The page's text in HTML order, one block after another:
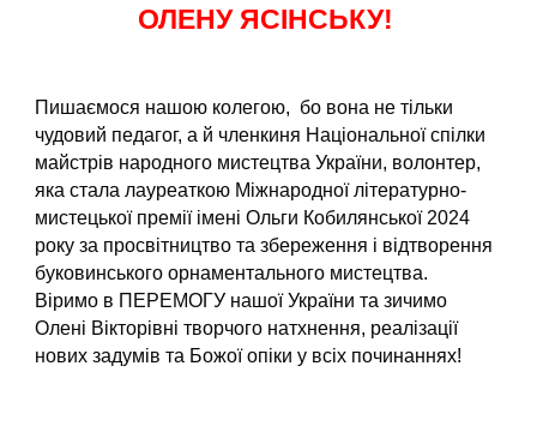
ОЛЕНУ ЯСІНСЬКУ!
Пишаємося нашою колегою, бо вона не тільки
чудовий педагог, а й членкиня Національної спілки
майстрів народного мистецтва України, волонтер,
яка стала лауреаткою Міжнародної літературно-
мистецької премії імені Ольги Кобилянської 2024
року за просвітництво та збереження і відтворення
буковинського орнаментального мистецтва.
Віримо в ПЕРЕМОГУ нашої України та зичимо
Олені Вікторівні творчого натхнення, реалізації
нових задумів та Божої опіки у всіх починаннях!